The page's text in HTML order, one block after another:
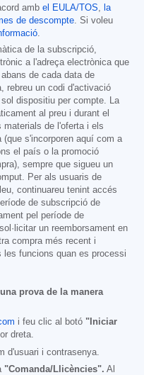
amb el EULA/TOS, la
de descompte. Si voleu
.
de la subscripció,
a l'adreça electrònica que
de cada data de
rebreu un codi d'activació
dispositiu per compte. La
al preu i durant el
materials de l'oferta i els
s'incorporen aquí com a
el país o la promoció
sempre que sigueu un
Per als usuaris de
continuareu tenint accés
de subscripció de
pel període de
un reemborsament en
compra més recent i
les funcions quan es processi
prova de la manera
i feu clic al botó "Iniciar
dreta.
d'usuari i contrasenya.
"Comanda/Llicències". Al